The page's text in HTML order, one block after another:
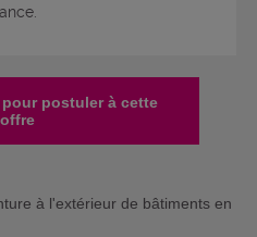
postuler à cette
offre
à l'extérieur de bâtiments en